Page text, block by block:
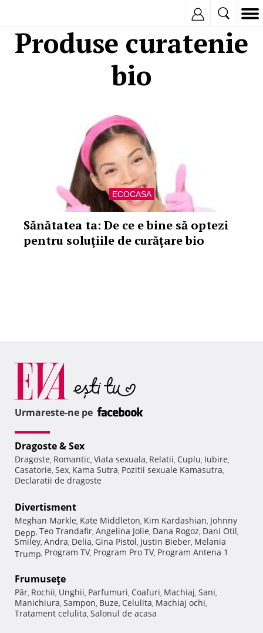
Produse curatenie
bio
ECOCASA
Sănătatea ta: De ce e bine să optezi
pentru soluţiile de curăţare bio
Urmareste-ne pe
Dragoste & Sex
Dragoste, Romantic, Viata sexuala, Relatii, Cuplu, Iubire,
Casatorie, Sex, Kama Sutra, Pozitii sexuale Kamasutra,
Declaratii de dragoste
Divertisment
Meghan Markle, Kate Middleton, Kim Kardashian, Johnny
Depp, Teo Trandafir, Angelina Jolie, Dana Rogoz, Dani Otil,
Smiley, Andra, Delia, Gina Pistol, Justin Bieber, Melania
Trump, Program TV, Program Pro TV, Program Antena 1
Frumuseţe
Păr, Rochii, Unghii, Parfumuri, Coafuri, Machiaj, Sani,
Manichiura, Sampon, Buze, Celulita, Machiaj ochi,
Tratament celulita, Salonul de acasa